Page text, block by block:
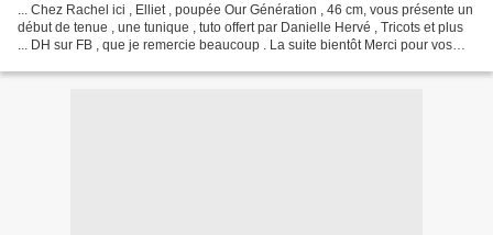
... Chez Rachel ici , Elliet , poupée Our Génération , 46 cm, vous présente un
début de tenue , une tunique , tuto offert par Danielle Hervé , Tricots et plus
... DH sur FB , que je remercie beaucoup . La suite bientôt Merci pour vos